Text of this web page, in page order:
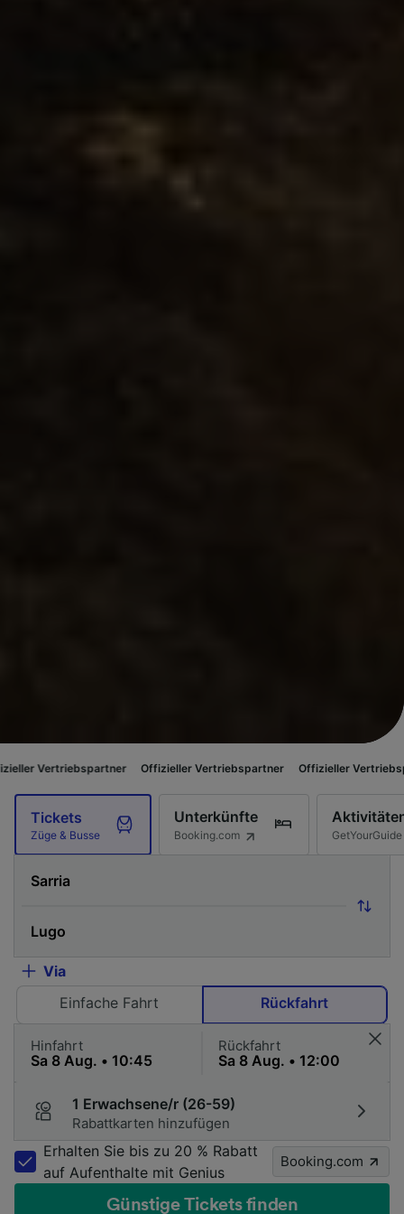
Offizieller Vertriebspartner Offizieller Vertriebspartner
Tickets
Züge & Busse
Unterkünfte
Booking.com GetYourGuide
Via
Einfache Fahrt
Rückfahrt
Hinfahrt Rückfahrt
1 Erwachsene/r (26-59)
Rabattkarten hinzufügen
Erhalten Sie bis zu 20 % Rabatt
auf Aufenthalte mit Genius
Booking.com
Günstige Tickets finden